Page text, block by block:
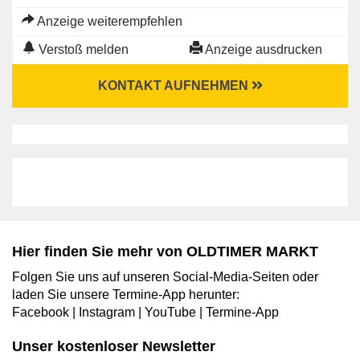
Anzeige weiterempfehlen
Verstoß melden Anzeige ausdrucken
KONTAKT AUFNEHMEN
Hier finden Sie mehr von OLDTIMER MARKT
Folgen Sie uns auf unseren Social-Media-Seiten oder
laden Sie unsere Termine-App herunter:
Facebook
Instagram YouTube Termine-App
Unser kostenloser Newsletter